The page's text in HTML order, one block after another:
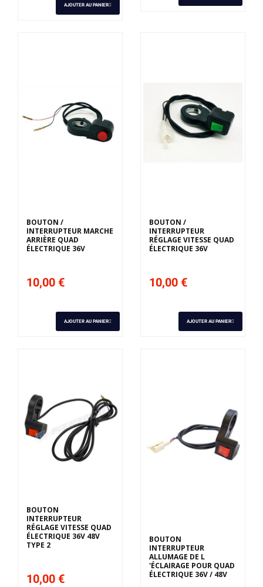
AJOUTER AU PANIER
BOUTON /
INTERRUPTEUR MARCHE
ARRIÈRE QUAD
ÉLECTRIQUE 36V
10,00 €
AJOUTER AU PANIER
BOUTON /
INTERRUPTEUR
RÉGLAGE VITESSE QUAD
ÉLECTRIQUE 36V
10,00 €
AJOUTER AU PANIER
BOUTON
INTERRUPTEUR
RÉGLAGE VITESSE QUAD
ÉLECTRIQUE 36V 48V
TYPE 2
10,00 €
BOUTON
INTERRUPTEUR
ALLUMAGE DE L
'ÉCLAIRAGE POUR QUAD
ÉLECTRIQUE 36V / 48V